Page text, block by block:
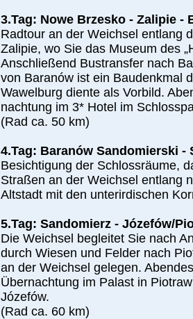
3.Tag: Nowe Brzesko - Zalipie -
Radtour an der Weichsel entlang
Zalipie, wo Sie das Museum des
Anschließend Bustransfer nach
von Baranów ist ein Baudenkmal
Wawelburg diente als Vorbild.
nachtung im 3* Hotel im
(Rad ca. 50 km)
4.Tag: Baranów Sandomierski -
Besichtigung der Schlossräume,
Straßen an der Weichsel entlang
Altstadt mit den unterirdischen
5.Tag: Sandomierz - Józefów/
Die Weichsel begleitet Sie nach
durch Wiesen und Felder nach
an der Weichsel gelegen.
Übernachtung im Palast in
Józefów.
(Rad ca. 60 km)